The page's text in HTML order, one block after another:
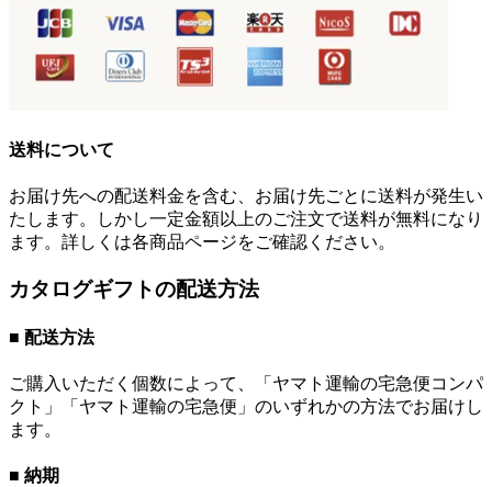
送料について
お届け先への配送料金を含む、お届け先ごとに送料が発生い
たします。しかし一定金額以上のご注文で送料が無料になり
ます。詳しくは各商品ページをご確認ください。
カタログギフトの配送方法
■ 配送方法
ご購入いただく個数によって、「ヤマト運輸の宅急便コンパ
クト」「ヤマト運輸の宅急便」のいずれかの方法でお届けし
ます。
■ 納期